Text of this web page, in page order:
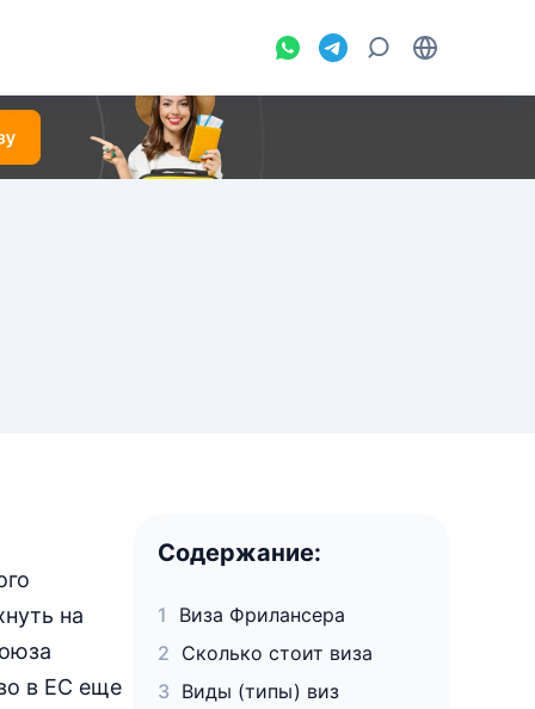
на
в ЕС еще
Содержание:
Виза Фрилансера
Сколько стоит виза
Виды (типы) виз